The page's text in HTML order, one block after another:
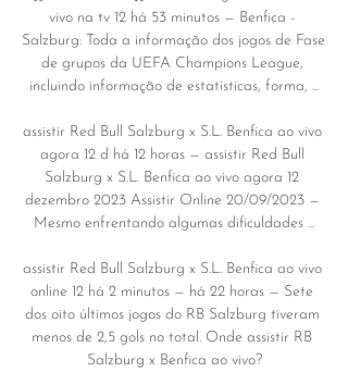
vivo na tv 12 há 53 minutos — Benfica -
Salzburg: Toda a informação dos jogos de Fase
de grupos da UEFA Champions League,
incluindo informação de estatísticas, forma, ...
assistir Red Bull Salzburg x S.L. Benfica ao vivo
agora 12 d há 12 horas — assistir Red Bull
Salzburg x S.L. Benfica ao vivo agora 12
dezembro 2023 Assistir Online 20/09/2023 —
Mesmo enfrentando algumas dificuldades ...
assistir Red Bull Salzburg x S.L. Benfica ao vivo
online 12 há 2 minutos — há 22 horas — Sete
dos oito últimos jogos do RB Salzburg tiveram
menos de 2,5 gols no total. Onde assistir RB
Salzburg x Benfica ao vivo?